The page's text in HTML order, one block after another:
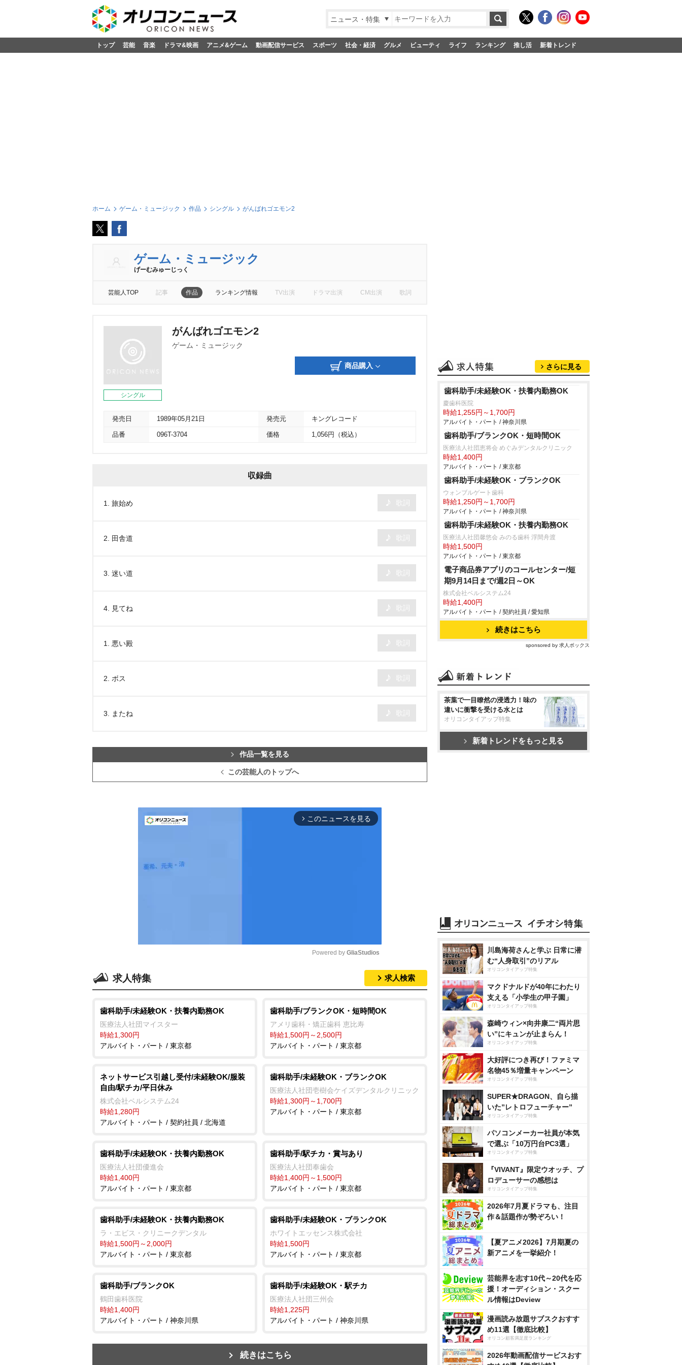
ニュース・特集
トップ 芸能 音楽 ドラマ&映画 アニメ&ゲーム 動画配信サービス スポーツ 社会・経済 グルメ ビューティ ライフ ランキング 推し活 新着トレンド
ホーム ゲーム・ミュージック 作品 シングル がんばれゴエモン2
ゲーム・ミュージック
げーむみゅーじっく
芸能人TOP 記事 作品 ランキング情報 TV出演 ドラマ出演 CM出演 歌詞
シングル
がんばれゴエモン2
ゲーム・ミュージック
商品購入
発売日 1989年05月21日 発売元 キングレコード
品番 096T-3704 価格 1,056円（税込）
収録曲
1. 旅始め
2. 田舎道
3. 迷い道
4. 見てね
1. 悪い殿
2. ボス
3. またね
作品一覧を見る
この芸能人のトップへ
arrow_forward_ios このニュースを見る
t
e
Powered by GliaStudios
求人特集 求人検索
歯科助手/未経験OK・扶養内勤務OK
医療法人社団マイスター
時給1,300円
アルバイト・パート / 東京都
歯科助手/ブランクOK・短時間OK
アメリ歯科・矯正歯科 恵比寿
時給1,500円～2,500円
アルバイト・パート / 東京都
ネットサービス引越し受付/未経験OK/服装
自由/駅チカ/平日休み
株式会社ベルシステム24
時給1,280円
アルバイト・パート / 契約社員 / 北海道
歯科助手/未経験OK・ブランクOK
医療法人社団壱樹会ケイズデンタルクリニック
時給1,300円～1,700円
アルバイト・パート / 東京都
歯科助手/未経験OK・扶養内勤務OK
医療法人社団優進会
時給1,400円
アルバイト・パート / 東京都
歯科助手/駅チカ・賞与あり
医療法人社団奉歯会
時給1,400円～1,500円
アルバイト・パート / 東京都
歯科助手/未経験OK・扶養内勤務OK
ラ・エビス・クリニークデンタル
時給1,500円～2,000円
アルバイト・パート / 東京都
歯科助手/未経験OK・ブランクOK
ホワイトエッセンス株式会社
時給1,500円
アルバイト・パート / 東京都
歯科助手/ブランクOK
鶴田歯科医院
時給1,400円
アルバイト・パート / 神奈川県
歯科助手/未経験OK・駅チカ
医療法人社団三州会
時給1,225円
アルバイト・パート / 神奈川県
続きはこちら
さらに見る
歯科助手/未経験OK・扶養内勤務OK
慶歯科医院
時給1,255円～1,700円
アルバイト・パート / 神奈川県
歯科助手/ブランクOK・短時間OK
医療法人社団恵将会 めぐみデンタルクリニック
時給1,400円
アルバイト・パート / 東京都
歯科助手/未経験OK・ブランクOK
ウォンブルゲート歯科
時給1,250円～1,700円
アルバイト・パート / 神奈川県
歯科助手/未経験OK・扶養内勤務OK
医療法人社団馨悠会 みのる歯科 浮間舟渡
時給1,500円
アルバイト・パート / 東京都
電子商品券アプリのコールセンター/短
期9月14日まで/週2日～OK
株式会社ベルシステム24
時給1,400円
アルバイト・パート / 契約社員 / 愛知県
続きはこちら
sponsored by 求人ボックス
茶葉で一目瞭然の浸透力！味の
違いに衝撃を受ける水とは
オリコンタイアップ特集
新着トレンドをもっと見る
川島海荷さんと学ぶ 日常に潜
む“人身取引”のリアル
オリコンタイアップ特集
マクドナルドが40年にわたり
支える「小学生の甲子園」
オリコンタイアップ特集
森崎ウィン×向井康二“両片思
い”にキュンが止まらん！
オリコンタイアップ特集
大好評につき再び！ファミマ
名物45％増量キャンペーン
オリコンタイアップ特集
SUPER★DRAGON、自ら描
いた”レトロフューチャー”
オリコンタイアップ特集
パソコンメーカー社員が本気
で選ぶ「10万円台PC3選」
オリコンタイアップ特集
『VIVANT』限定ウオッチ、プ
ロデューサーの感想は
オリコンタイアップ特集
2026年7月夏ドラマも、注目
作＆話題作が勢ぞろい！
【夏アニメ2026】7月期夏の
新アニメを一挙紹介！
芸能界を志す10代～20代を応
援！オーディション・スクー
ル情報はDeview
漫画読み放題サブスクおすす
め11選【徹底比較】
オリコン顧客満足度ランキング
2026年動画配信サービスおす